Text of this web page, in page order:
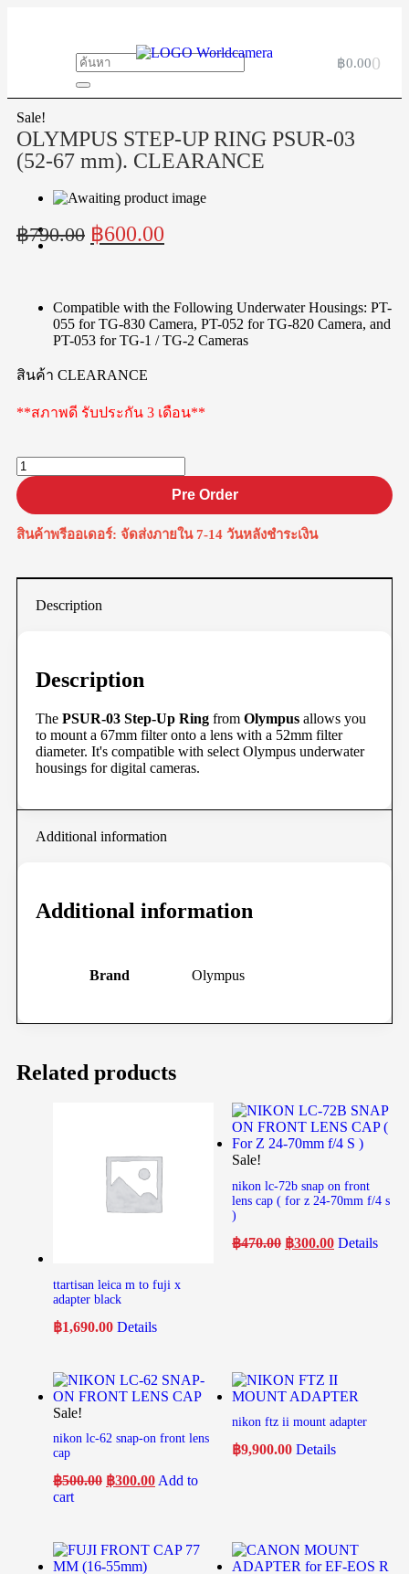
฿0.000
Sale!
OLYMPUS STEP-UP RING PSUR-03
(52-67 mm). CLEARANCE
฿790.00 ฿600.00
Compatible with the Following Underwater Housings: PT-
055 for TG-830 Camera, PT-052 for TG-820 Camera, and
PT-053 for TG-1 / TG-2 Cameras
สินค้า CLEARANCE
**สภาพดี รับประกัน 3 เดือน**
Pre Order
สินค้าพรีออเดอร์: จัดส่งภายใน 7-14 วันหลังชำระเงิน
Description
Description
The PSUR-03 Step-Up Ring from Olympus allows you
to mount a 67mm filter onto a lens with a 52mm filter
diameter. It's compatible with select Olympus underwater
housings for digital cameras.
Additional information
Additional information
Brand Olympus
Related products
ttartisan leica m to fuji x
adapter black
฿1,690.00 Details
Sale!
nikon lc-72b snap on front
lens cap ( for z 24-70mm f/4 s
)
฿470.00 ฿300.00 Details
Sale!
nikon lc-62 snap-on front lens
cap
฿500.00 ฿300.00 Add to
cart
nikon ftz ii mount adapter
฿9,900.00 Details